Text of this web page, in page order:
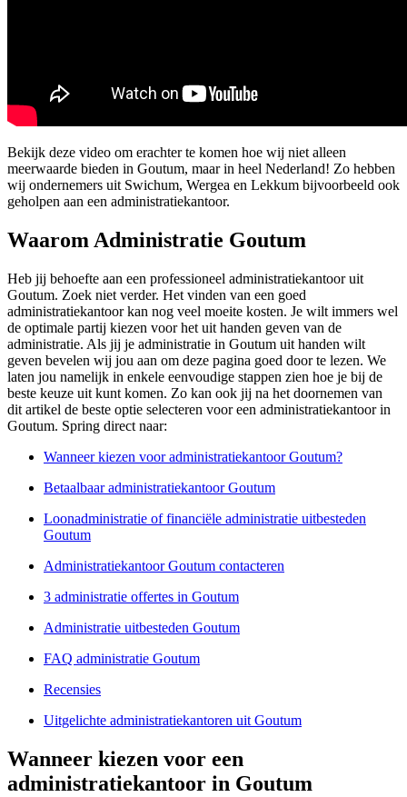
Bekijk deze video om erachter te komen hoe wij niet alleen
meerwaarde bieden in Goutum, maar in heel Nederland! Zo hebben
wij ondernemers uit Swichum, Wergea en Lekkum bijvoorbeeld ook
geholpen aan een administratiekantoor.
Waarom Administratie Goutum
Heb jij behoefte aan een professioneel administratiekantoor uit
Goutum. Zoek niet verder. Het vinden van een goed
administratiekantoor kan nog veel moeite kosten. Je wilt immers wel
de optimale partij kiezen voor het uit handen geven van de
administratie. Als jij je administratie in Goutum uit handen wilt
geven bevelen wij jou aan om deze pagina goed door te lezen. We
laten jou namelijk in enkele eenvoudige stappen zien hoe je bij de
beste keuze uit kunt komen. Zo kan ook jij na het doornemen van
dit artikel de beste optie selecteren voor een administratiekantoor in
Goutum. Spring direct naar:
Wanneer kiezen voor administratiekantoor Goutum?
Betaalbaar administratiekantoor Goutum
Loonadministratie of financiële administratie uitbesteden
Goutum
Administratiekantoor Goutum contacteren
3 administratie offertes in Goutum
Administratie uitbesteden Goutum
FAQ administratie Goutum
Recensies
Uitgelichte administratiekantoren uit Goutum
Wanneer kiezen voor een
administratiekantoor in Goutum